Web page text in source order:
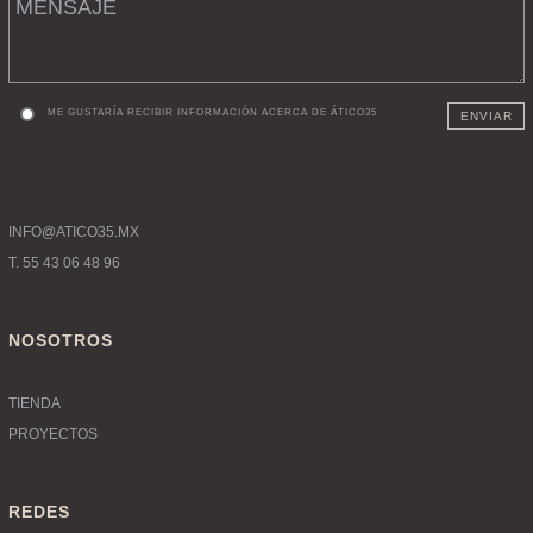
ME GUSTARÍA RECIBIR INFORMACIÓN ACERCA DE ÁTICO35 ENVIAR
INFO@ATICO35.MX
T. 55 43 06 48 96
NOSOTROS
TIENDA
PROYECTOS
REDES